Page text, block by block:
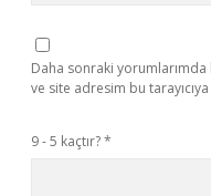
Daha sonraki yorumlarımda
ve site adresim bu
9 - 5 kaçtır?*